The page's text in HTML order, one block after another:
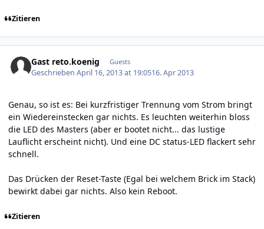
Zitieren
Gast reto.koenig Guests
GeschriebenApril 16, 2013 at 19:0516. Apr 2013
Genau, so ist es: Bei kurzfristiger Trennung vom Strom bringt
ein Wiedereinstecken gar nichts. Es leuchten weiterhin bloss
die LED des Masters (aber er bootet nicht... das lustige
Lauflicht erscheint nicht). Und eine DC status-LED flackert sehr
schnell.
Das Drücken der Reset-Taste (Egal bei welchem Brick im Stack)
bewirkt dabei gar nichts. Also kein Reboot.
Zitieren